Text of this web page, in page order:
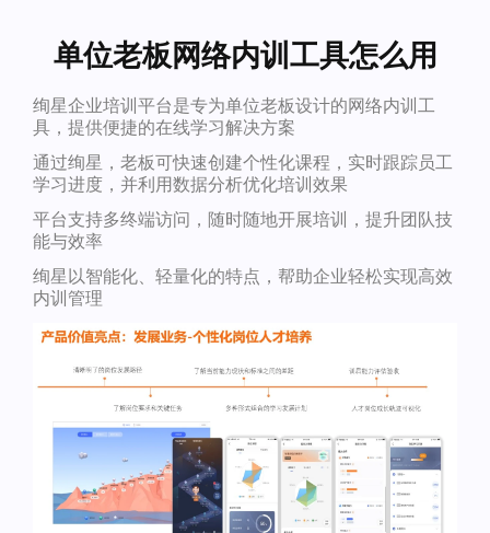
单位老板网络内训工具怎么用
绚星企业培训平台是专为单位老板设计的网络内训工
具，提供便捷的在线学习解决方案
通过绚星，老板可快速创建个性化课程，实时跟踪员工
学习进度，并利用数据分析优化培训效果
平台支持多终端访问，随时随地开展培训，提升团队技
能与效率
绚星以智能化、轻量化的特点，帮助企业轻松实现高效
内训管理